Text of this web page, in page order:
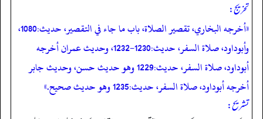
تخریج:
«أخرجه البخاري، تقصير الصلاة، باب ما جاء في التقصير، حديث:1080،
وأبوداود، صلاة السفر، حديث:1230-1232، وحديث عمران أخرجه
أبوداود، صلاة السفر، حديث:1229 وهو حديث حسن، وحديث جابر
أخرجه أبوداود، صلاة السفر، حديث:1235 وهو حديث صحيح.»
تشریح: